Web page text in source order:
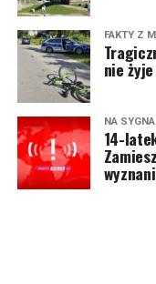
FAKTY Z
nie
NA
14-